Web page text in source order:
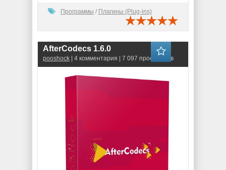
Программы / Плагины (Plug-ins)
AfterCodecs 1.6.0
pooshock | 4 комментария | 7 097 просмотров